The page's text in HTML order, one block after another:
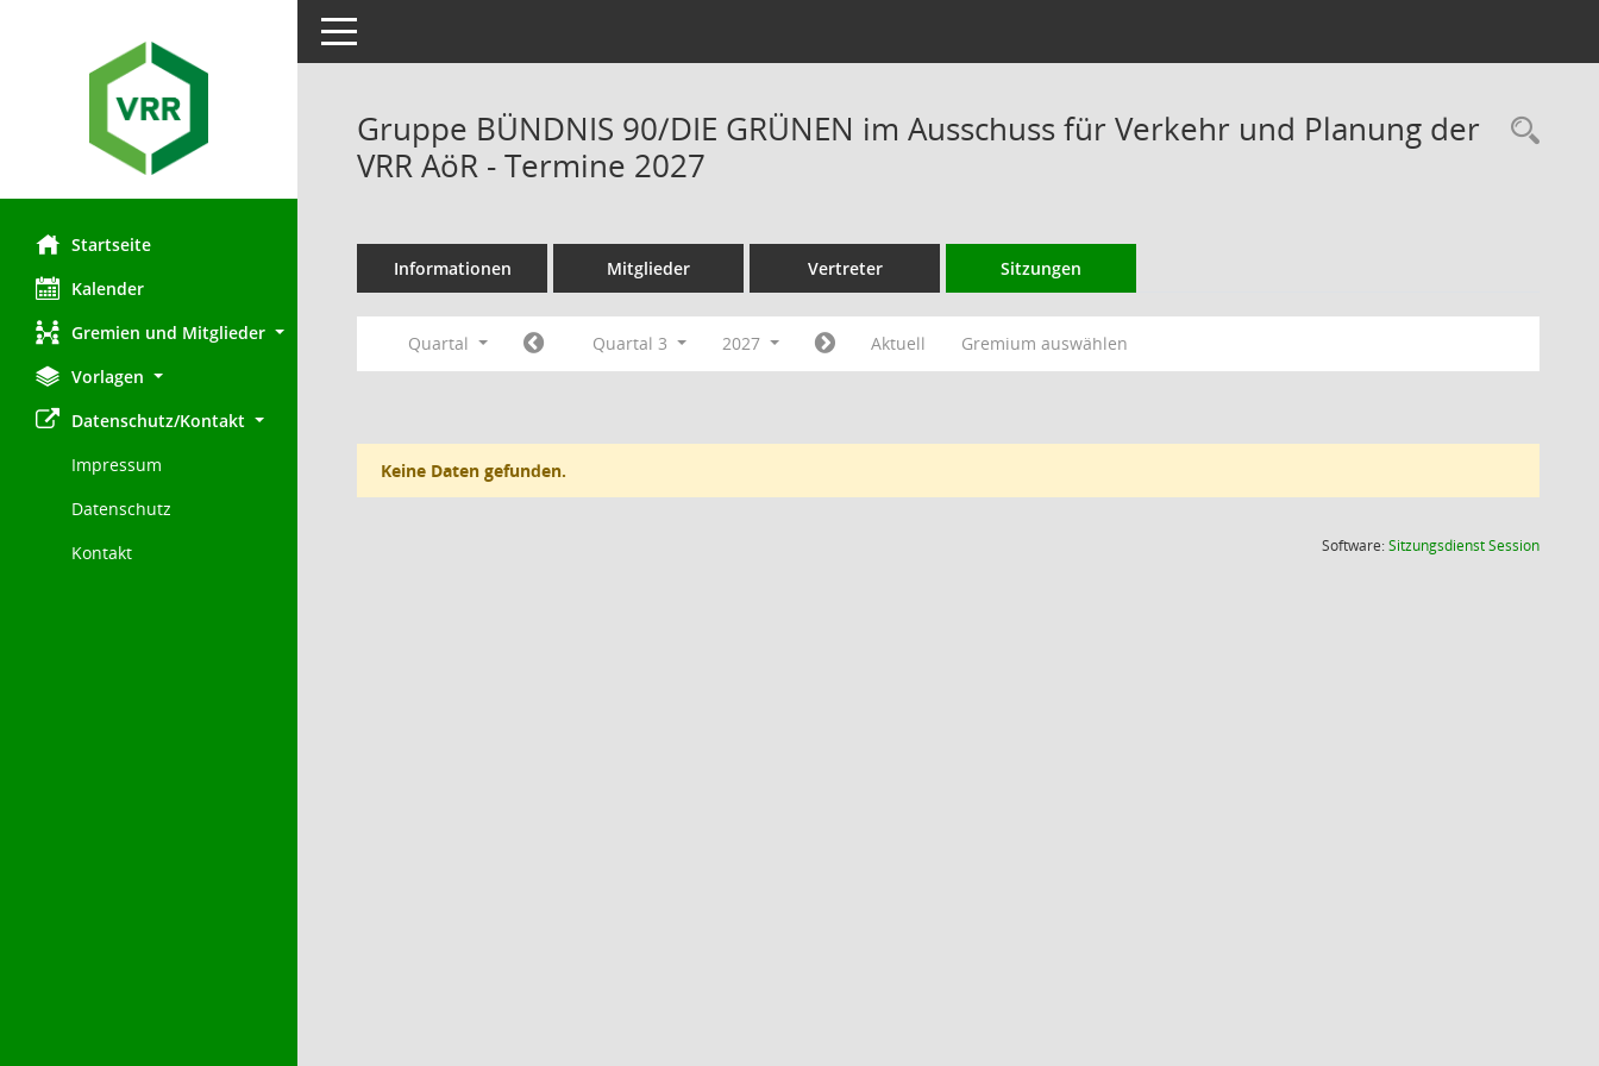
Startseite
Kalender
Gremien und Mitglieder
Vorlagen
Datenschutz/Kontakt
Impressum
Datenschutz
Kontakt
Toggle navigation
Gruppe BÜNDNIS 90/DIE GRÜNEN im Ausschuss für Verkehr und Planung der
VRR AöR - Termine 2027
Informationen Mitglieder Vertreter Sitzungen
Quartal Quartal 3 2027 Aktuell Gremium auswählen
Keine Daten gefunden.
Software:SitzungsdienstSession(Wird in